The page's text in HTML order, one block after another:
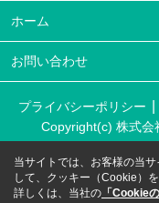
ホーム
お問い合わせ
プライバシーポリシー
Copyright(c) 株式会
当サイトでは、お客様の当
して、クッキー（Cookie）を
詳しくは、当社の 「Cookie